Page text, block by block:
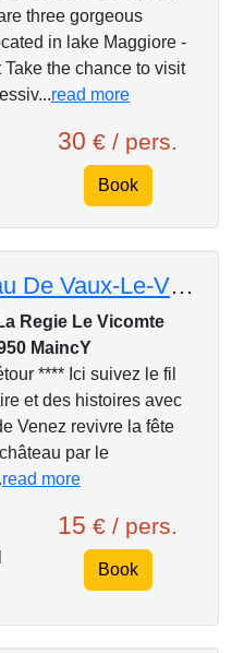
three gorgeous
in lake Maggiore -
Take the chance to visit
read more
30 € / pers.
Book
Chateau De Vaux-Le-Vicomte
Regie Le Vicomte
MaincY
**** Ici suivez le fil
et des histoires avec
Venez revivre la fête
par le
read more
15 € / pers.
Book